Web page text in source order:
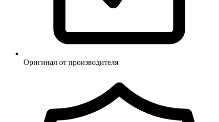
Оригинал от производителя